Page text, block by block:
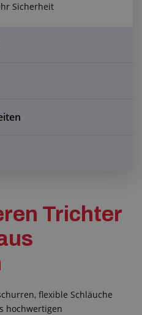
Sicherheit
Trichter
flexible Schläuche
hochwertigen